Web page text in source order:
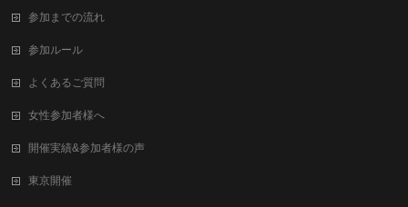
参加までの流れ
参加ルール
よくあるご質問
女性参加者様へ
開催実績&参加者様の声
東京開催